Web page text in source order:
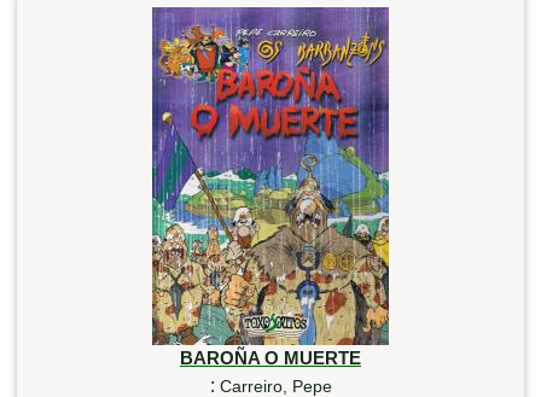
BAROÑA O MUERTE
: Carreiro, Pepe